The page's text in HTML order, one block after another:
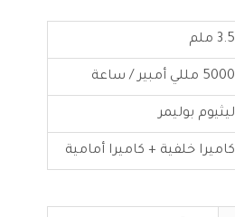
3.5 ملم
5000 مللي أمبير / ساعة
ليثيوم بوليمر
كاميرا خلفية + كاميرا أمامية